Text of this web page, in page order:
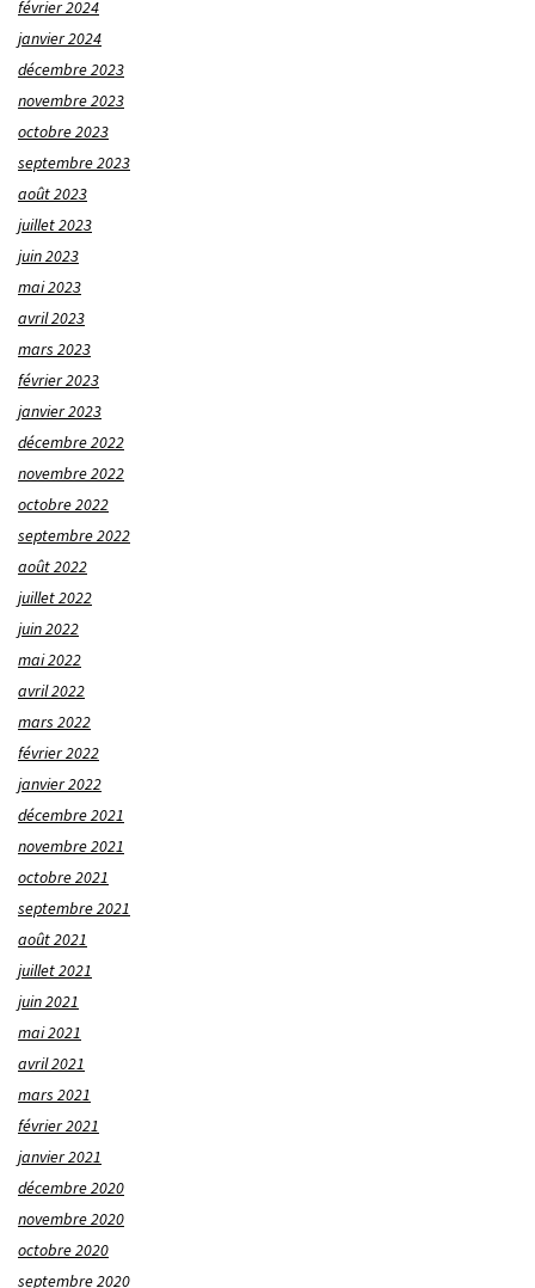
février 2024
janvier 2024
décembre 2023
novembre 2023
octobre 2023
septembre 2023
août 2023
juillet 2023
juin 2023
mai 2023
avril 2023
mars 2023
février 2023
janvier 2023
décembre 2022
novembre 2022
octobre 2022
septembre 2022
août 2022
juillet 2022
juin 2022
mai 2022
avril 2022
mars 2022
février 2022
janvier 2022
décembre 2021
novembre 2021
octobre 2021
septembre 2021
août 2021
juillet 2021
juin 2021
mai 2021
avril 2021
mars 2021
février 2021
janvier 2021
décembre 2020
novembre 2020
octobre 2020
septembre 2020